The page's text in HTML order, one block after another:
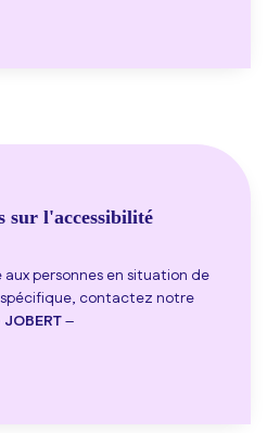
sur l'accessibilité
personnes en situation de
contactez notre
–